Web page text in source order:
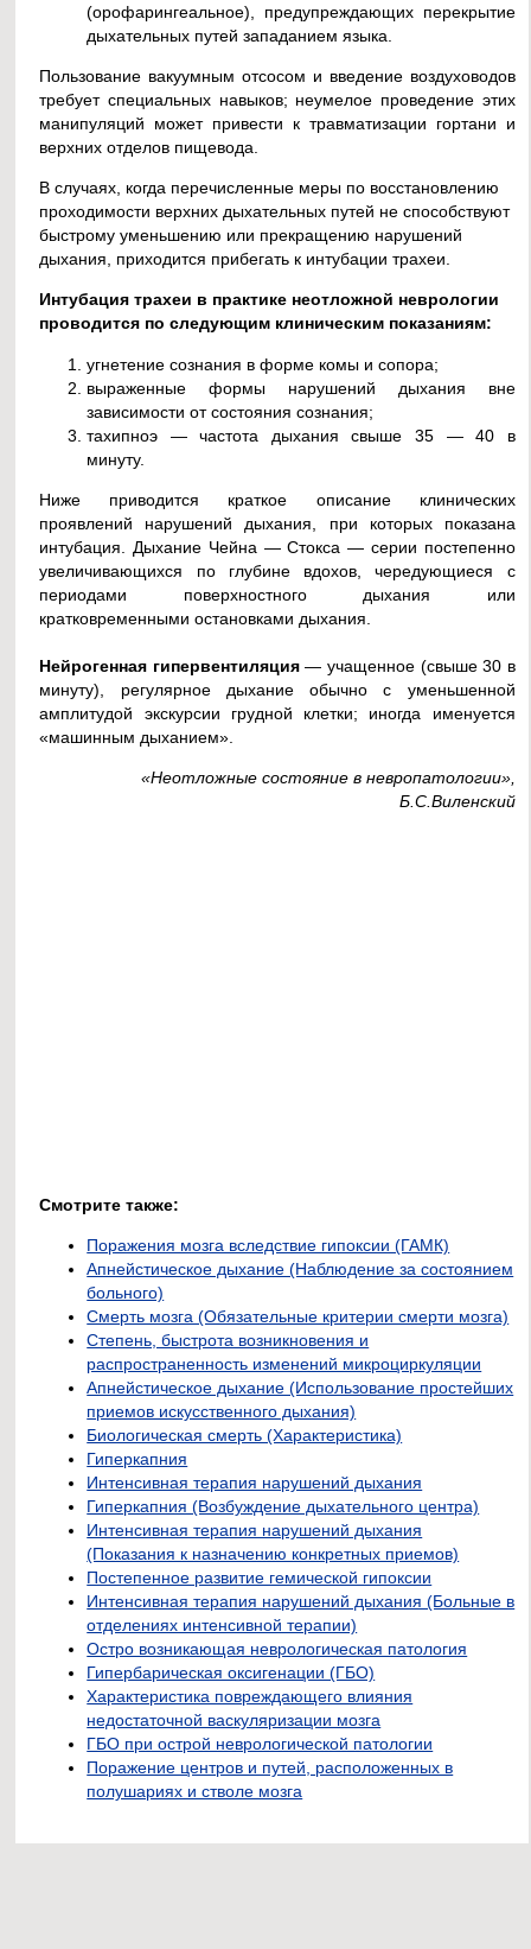
(орофарингеальное), предупреждающих перекрытие
дыхательных путей западанием языка.
Пользование вакуумным отсосом и введение воздуховодов
требует специальных навыков; неумелое проведение этих
манипуляций может привести к травматизации гортани и
верхних отделов пищевода.
В случаях, когда перечисленные меры по восстановлению
проходимости верхних дыхательных путей не способствуют
быстрому уменьшению или прекращению нарушений
дыхания, приходится прибегать к интубации трахеи.
Интубация трахеи в практике неотложной неврологии
проводится по следующим клиническим показаниям:
угнетение сознания в форме комы и сопора;
выраженные формы нарушений дыхания вне
зависимости от состояния сознания;
тахипноэ — частота дыхания свыше 35 — 40 в
минуту.
Ниже приводится краткое описание клинических
проявлений нарушений дыхания, при которых показана
интубация. Дыхание Чейна — Стокса — серии постепенно
увеличивающихся по глубине вдохов, чередующиеся с
периодами поверхностного дыхания или
кратковременными остановками дыхания.
Нейрогенная гипервентиляция— учащенное (свыше 30 в
минуту), регулярное дыхание обычно с уменьшенной
амплитудой экскурсии грудной клетки; иногда именуется
«машинным дыханием».
«Неотложные состояние в невропатологии»,
Б.С.Виленский
Смотрите также:
Поражения мозга вследствие гипоксии (ГАМК)
Апнейстическое дыхание (Наблюдение за состоянием
больного)
Смерть мозга (Обязательные критерии смерти мозга)
Степень, быстрота возникновения и
распространенность изменений микроциркуляции
Апнейстическое дыхание (Использование простейших
приемов искусственного дыхания)
Биологическая смерть (Характеристика)
Гиперкапния
Интенсивная терапия нарушений дыхания
Гиперкапния (Возбуждение дыхательного центра)
Интенсивная терапия нарушений дыхания
(Показания к назначению конкретных приемов)
Постепенное развитие гемической гипоксии
Интенсивная терапия нарушений дыхания (Больные в
отделениях интенсивной терапии)
Остро возникающая неврологическая патология
Гипербарическая оксигенации (ГБО)
Характеристика повреждающего влияния
недостаточной васкуляризации мозга
ГБО при острой неврологической патологии
Поражение центров и путей, расположенных в
полушариях и стволе мозга